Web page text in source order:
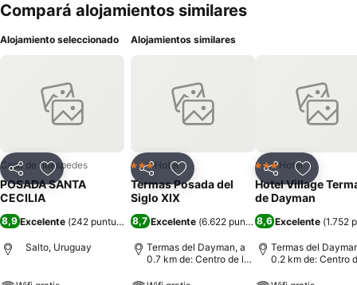
Compará alojamientos similares
Alojamiento seleccionado
CompartirAñadir a favoritos
Casa de huéspedes
POSADA SANTA
CECILIA
8,9Excelente (242 puntuaciones)
Salto, Uruguay
Alojamientos similares
CompartirAñadir a favoritos
3 Estrellas
Hotel
Termas Posada del
Siglo XIX
8,7 Excelente (6.622 puntuaciones)
Termas del Dayman, a
0.7 km de: Centro de la
CompartirAñadir
3 Estrellas
Hotel
Hotel Village
de Dayman
8,6 Excelente (1.752
Termas del
0.2 km de: Centro